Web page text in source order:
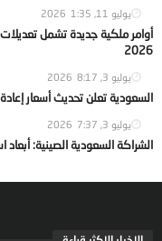
يوليو 11, 2026 1:35
أوامر ملكية جديدة تشمل
2026
يوليو 3, 2026 8:17
السعودية تعلن تحديث أسعار
يوليو 3, 2026 7:37
الشراكة السعودية الصينية: أبعاد